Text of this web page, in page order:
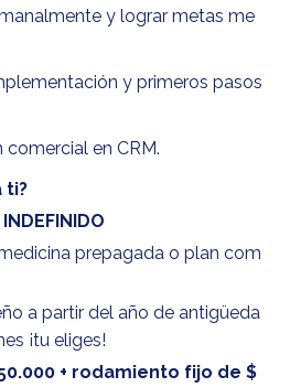
y lograr metas me
y primeros pasos
en CRM.
ti?
INDEFINIDO
prepagada o plan com
a partir del año de antigüeda
¡tu eliges!
+ rodamiento fijo de $